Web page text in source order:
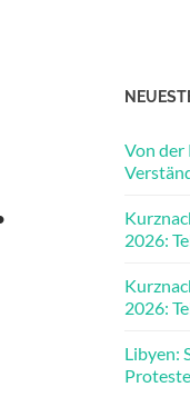
Von der
2026:
2026:
Libyen: